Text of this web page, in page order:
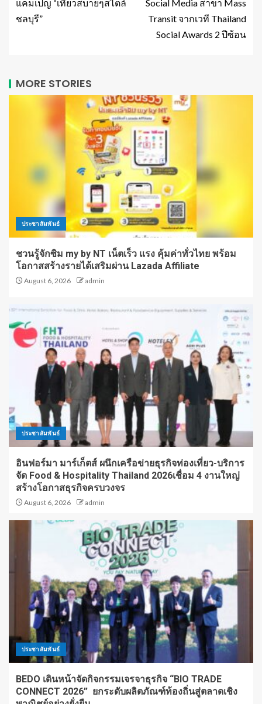
แคมเปญ “เที่ยวสบายๆสไตล์
ชลบุรี”
Social Media สาขา Mass
Transit จากเวที Thailand
Social Awards 2 ปีซ้อน
MORE STORIES
ประชาสัมพันธ์
ชวนรู้จักซิม my by NT เน็ตเร็ว แรง คุ้มค่าทั่วไทย พร้อม
โอกาสสร้างรายได้เสริมผ่าน Lazada Affiliate
August 6, 2026 admin
ประชาสัมพันธ์
อินฟอร์มา มาร์เก็ตส์ ผนึกเครือข่ายธุรกิจท่องเที่ยว-บริการ
จัด Food & Hospitality Thailand 2026เชื่อม 4 งานใหญ่
สร้างโอกาสธุรกิจครบวงจร
August 6, 2026 admin
ประชาสัมพันธ์
BEDO เดินหน้าจัดกิจกรรมเจรจาธุรกิจ “BIO TRADE
CONNECT 2026” ยกระดับผลิตภัณฑ์ท้องถิ่นสู่ตลาดเชิง